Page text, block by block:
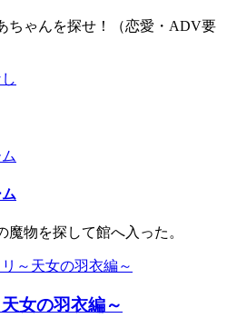
ちゃんを探せ！（恋愛・ADV要
魔物を探して館へ入った。
女の羽衣編～